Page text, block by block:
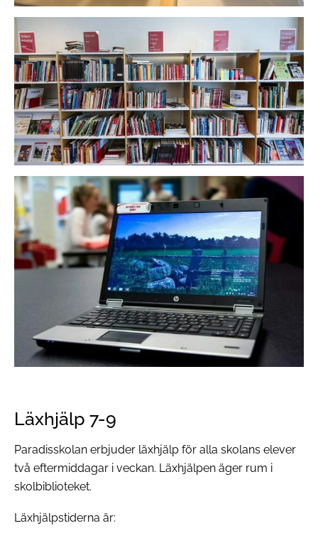
Läxhjälp 7-9
Paradisskolan erbjuder läxhjälp för alla skolans elever
två eftermiddagar i veckan. Läxhjälpen äger rum i
skolbiblioteket.
Läxhjälpstiderna är: